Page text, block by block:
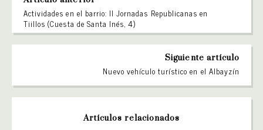
Actividades en el barrio: II Jornadas Republicanas en
Tiillos (Cuesta de Santa Inés, 4)
Siguiente artículo
Nuevo vehículo turístico en el Albayzín
Artículos relacionados